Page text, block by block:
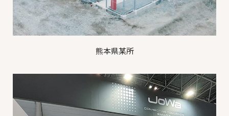
熊本県某所